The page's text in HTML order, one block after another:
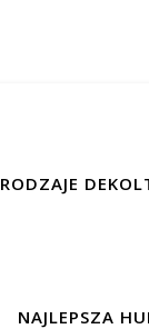
RODZAJE
NAJLEPSZA